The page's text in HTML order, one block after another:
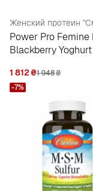
Power Pro Femine Protein
Blackberry Yoghurt
1 812₴1 948₴
-7%